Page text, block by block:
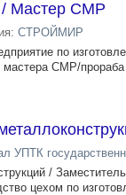
/ Мастер СМР
СТРОЙМИР
по
СМР/
УПТК
/
цехом по